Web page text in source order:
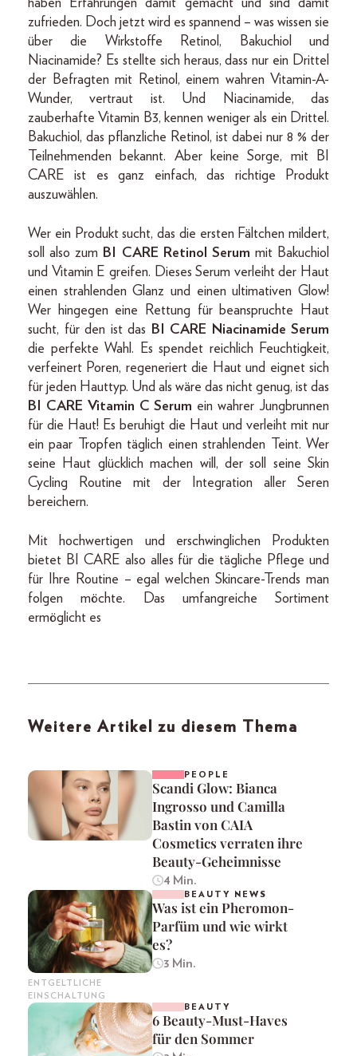
haben Erfahrungen damit gemacht und sind damit
zufrieden. Doch jetzt wird es spannend – was wissen sie
über die Wirkstoffe Retinol, Bakuchiol und
Niacinamide? Es stellte sich heraus, dass nur ein Drittel
der Befragten mit Retinol, einem wahren Vitamin-A-
Wunder, vertraut ist. Und Niacinamide, das
zauberhafte Vitamin B3, kennen weniger als ein Drittel.
Bakuchiol, das pflanzliche Retinol, ist dabei nur 8 % der
Teilnehmenden bekannt. Aber keine Sorge, mit BI
CARE ist es ganz einfach, das richtige Produkt
auszuwählen.
Wer ein Produkt sucht, das die ersten Fältchen mildert,
soll also zum BI CARE Retinol Serum mit Bakuchiol
und Vitamin E greifen. Dieses Serum verleiht der Haut
einen strahlenden Glanz und einen ultimativen Glow!
Wer hingegen eine Rettung für beanspruchte Haut
sucht, für den ist das BI CARE Niacinamide Serum
die perfekte Wahl. Es spendet reichlich Feuchtigkeit,
verfeinert Poren, regeneriert die Haut und eignet sich
für jeden Hauttyp. Und als wäre das nicht genug, ist das
BI CARE Vitamin C Serum ein wahrer Jungbrunnen
für die Haut! Es beruhigt die Haut und verleiht mit nur
ein paar Tropfen täglich einen strahlenden Teint. Wer
seine Haut glücklich machen will, der soll seine Skin
Cycling Routine mit der Integration aller Seren
bereichern.
Mit hochwertigen und erschwinglichen Produkten
bietet BI CARE also alles für die tägliche Pflege und
für Ihre Routine – egal welchen Skincare-Trends man
folgen möchte. Das umfangreiche Sortiment
ermöglicht es
Weitere Artikel zu diesem Thema
PEOPLE
Scandi Glow: Bianca
Ingrosso und Camilla
Bastin von CAIA
Cosmetics verraten ihre
Beauty-Geheimnisse
4 Min.
ENTGELTLICHE
EINSCHALTUNG
BEAUTY NEWS
Was ist ein Pheromon-
Parfüm und wie wirkt
es?
3 Min.
BEAUTY
6 Beauty-Must-Haves
für den Sommer